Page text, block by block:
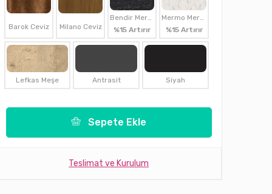
Barok Ceviz Milano Ceviz
%15 Artırır
%15 Artırır
Lefkas Meşe Antrasit Siyah
Sepete Ekle
Teslimat ve Kurulum